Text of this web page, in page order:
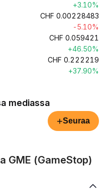
+3.10%
CHF 0.00228483
-5.10%
CHF 0.059421
+46.50%
CHF 0.222219
+37.90%
mediassa
+Seuraa
GME (GameStop)